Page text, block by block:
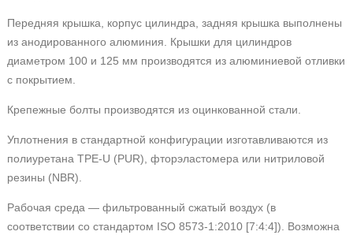
Передняя крышка, корпус цилиндра, задняя крышка выполнены
из анодированного алюминия. Крышки для цилиндров
диаметром 100 и 125 мм производятся из алюминиевой отливки
с покрытием.
Крепежные болты производятся из оцинкованной стали.
Уплотнения в стандартной конфигурации изготавливаются из
полиуретана TPE-U (PUR), фторэластомера или нитриловой
резины (NBR).
Рабочая среда — фильтрованный сжатый воздух (в
соответствии со стандартом ISO 8573-1:2010 [7:4:4]). Возможна